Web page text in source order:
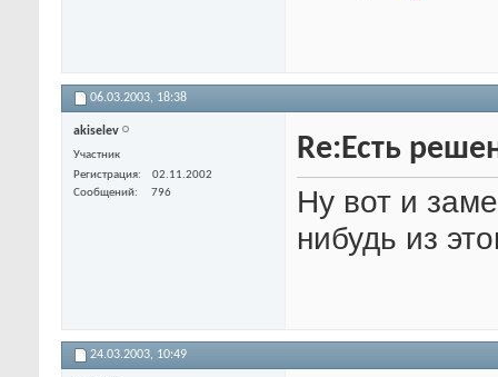
06.03.2003, 18:38
akiselev
Участник
Регистрация
02.11.2002
Сообщений
796
Re:Есть
Ну вот и
нибудь из
24.03.2003, 10:49